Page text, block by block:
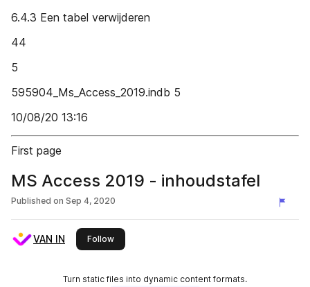
6.4.3 Een tabel verwijderen
44
5
595904_Ms_Access_2019.indb 5
10/08/20 13:16
First page
MS Access 2019 - inhoudstafel
Published on Sep 4, 2020
VAN IN Followthis publisher
Turn static files into dynamic content formats.